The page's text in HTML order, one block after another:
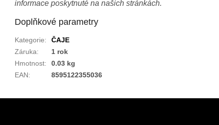
informace poskytnuté na našich stránkách.
Doplňkové parametry
Kategorie:
ČAJE
Záruka:
1 rok
Hmotnost:
0.03 kg
EAN: 8595122355036